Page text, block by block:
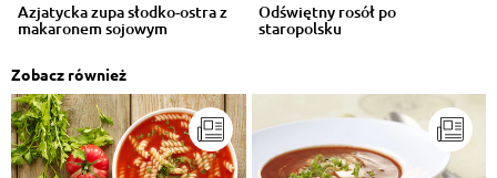
Azjatycka zupa słodko-ostra z
makaronem sojowym
Odświętny rosół po
staropolsku
Zobacz również